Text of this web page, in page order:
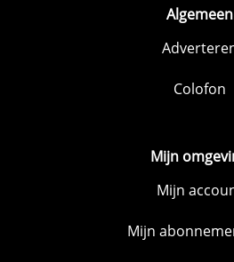
Algemeen
Colofon
Mijn
Mijn
Mijn